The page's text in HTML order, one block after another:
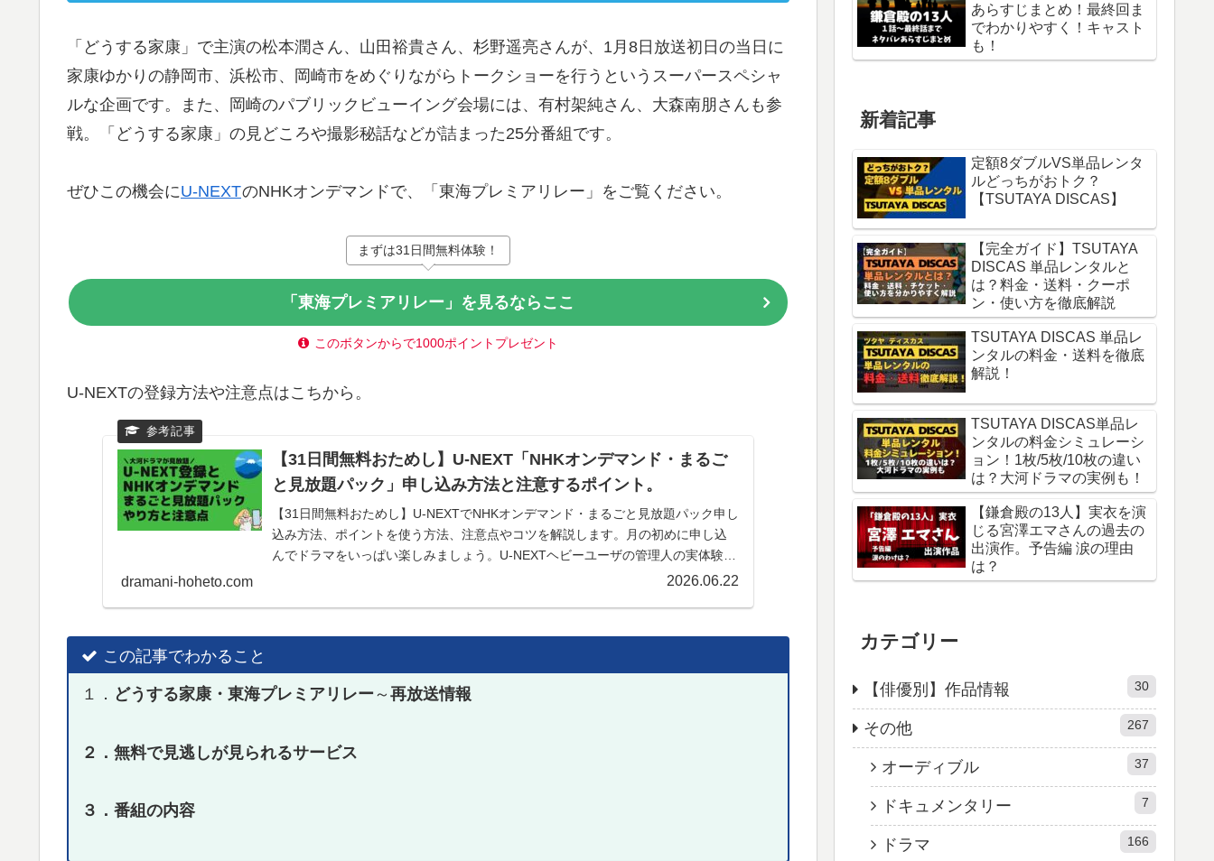
「どうする家康」で主演の松本潤さん、山田裕貴さん、杉野遥亮さんが、1月8日放送初日の当日に
家康ゆかりの静岡市、浜松市、岡崎市をめぐりながらトークショーを行うというスーパースペシャ
ルな企画です。また、岡崎のパブリックビューイング会場には、有村架純さん、大森南朋さんも参
戦。「どうする家康」の見どころや撮影秘話などが詰まった25分番組です。
ぜひこの機会にU-NEXTのNHKオンデマンドで、「東海プレミアリレー」をご覧ください。
まずは31日間無料体験！
「東海プレミアリレー」を見るならここ
このボタンからで1000ポイントプレゼント
U-NEXTの登録方法や注意点はこちから。
【31日間無料おためし】U-NEXT「NHKオンデマンド・まるご
と見放題パック」申し込み方法と注意するポイント。
【31日間無料おためし】U-NEXTでNHKオンデマンド・まるごと見放題パック申し
込み方法、ポイントを使う方法、注意点やコツを解説します。月の初めに申し込
んでドラマをいっぱい楽しみましょう。U-NEXTヘビーユーザの管理人の実体験を
dramani-hoheto.com 2026.06.22
この記事でわかること
１． どうする家康・東海プレミアリレー～再放送情報
２．無料で見逃しが見られるサービス
３．番組の内容
あらすじまとめ！最終回ま
でわかりやすく！キャスト
も！
新着記事
定額8ダブルVS単品レンタ
ルどっちがおトク？
【TSUTAYA DISCAS】
【完全ガイド】TSUTAYA
DISCAS 単品レンタルと
は？料金・送料・クーポ
ン・使い方を徹底解説
TSUTAYA DISCAS 単品レ
ンタルの料金・送料を徹底
解説！
TSUTAYA DISCAS単品レ
ンタルの料金シミュレーシ
ョン！1枚/5枚/10枚の違い
は？大河ドラマの実例も！
【鎌倉殿の13人】実衣を演
じる宮澤エマさんの過去の
出演作。予告編 涙の理由
は？
カテゴリー
【俳優別】作品情報 30
その他 267
オーディブル 37
ドキュメンタリー 7
ドラマ 166